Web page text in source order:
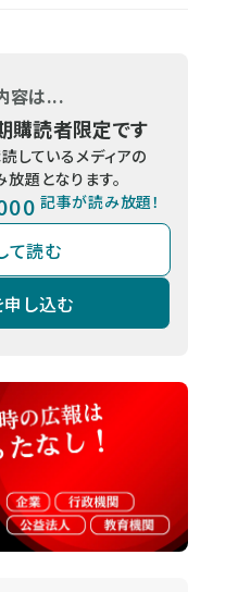
容は...
購読者限定です
しているメディアの
題となります。
記事が読み放題！
て読む
し込む